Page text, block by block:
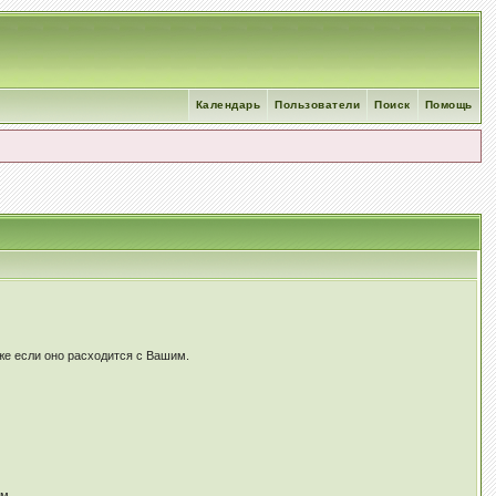
Помощь
Поиск
Пользователи
Календарь
если оно расходится c Вашим.